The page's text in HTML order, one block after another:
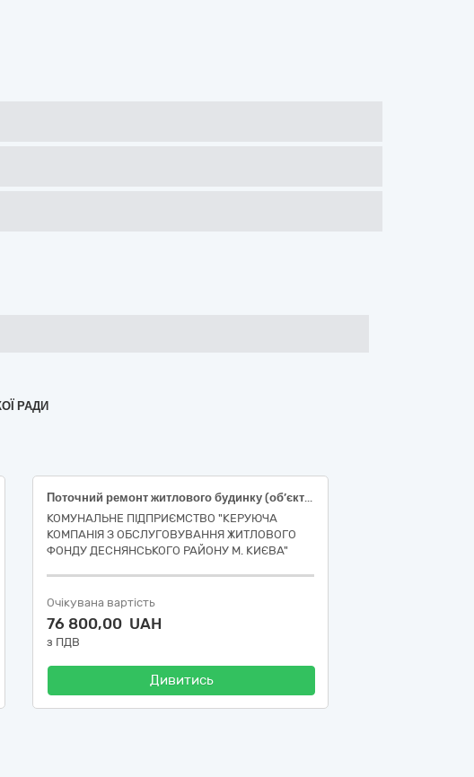
РАДИ
Поточний ремонт житлового будинку (об’єкту) за адресою: вулиця Миколи Лаврухіна, 7 у Деснянському районі м. Києва, фасадні роботи, за ДК 021:2015 (CPV): 45440000-3 Фарбування та скління.
КОМУНАЛЬНЕ ПІДПРИЄМСТВО "КЕРУЮЧА
КОМПАНІЯ З ОБСЛУГОВУВАННЯ ЖИТЛОВОГО
ФОНДУ ДЕСНЯНСЬКОГО РАЙОНУ М. КИЄВА"
Очікувана вартість
76 800,00 UAH
з ПДВ
Дивитись